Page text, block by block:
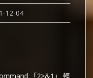
12-04
「2>&1」 輕